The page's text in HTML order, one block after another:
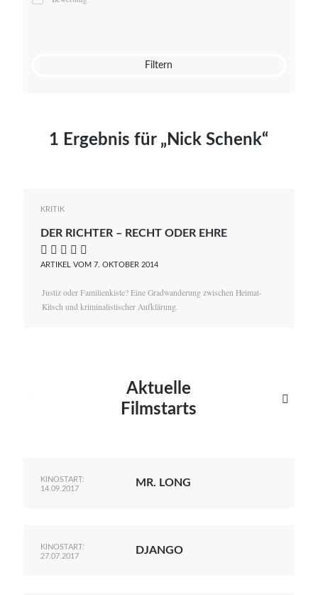
Mato von Vogelstein
Filtern
1 Ergebnis für „Nick Schenk“
KRITIK
DER RICHTER – RECHT ODER EHRE
    
ARTIKEL VOM 7. OKTOBER 2014
Justiz oder Familienkiste? Eine Gradwanderung zwischen Heimat-
Kitsch und kriminalistischer Aufklärung.
Aktuelle
Filmstarts

KINOSTART:
14.09.2017
MR. LONG
KINOSTART:
27.07.2017
DJANGO